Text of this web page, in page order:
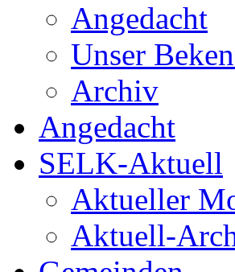
Angedacht
Unser
Archiv
Angedacht
SELK-Aktuell
Aktueller
Aktuell-